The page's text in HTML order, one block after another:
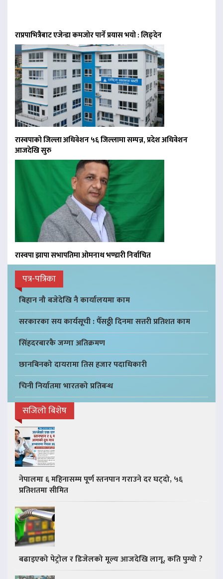
राप्रपाभित्रैबाट एजेन्डा कमजोर पार्ने प्रयास भयो : लिङ्देन
रास्वपाको जिल्ला अधिवेशन ५६ जिल्लामा सम्पन्न, प्रदेश अधिवेशन
आजदेखि सुरु
रास्वपा झापा सभापतिमा ओमनाथ भण्डारी निर्वाचित
पत्र-पत्रिका
बिहान नौ बजेदेखि नै कार्यालयमा काम
सरकारका सय कार्यसूची : पैँसठ्ठी दिनमा सत्तरी प्रतिशत काम
सिंहदरबारकै जग्गा अतिक्रमण
छानबिनको दायरामा तिस हजार पदाधिकारी
चिनी निर्यातमा भारतको प्रतिबन्ध
सजिलो बिशेष
नेपालमा ६ महिनासम्म पूर्ण स्तनपान गराउने दर घट्दो, ५६
प्रतिशतमा सीमित
बढाइएको पेट्रोल र डिजेलको मूल्य आजदेखि लागू, कति पुग्यो ?